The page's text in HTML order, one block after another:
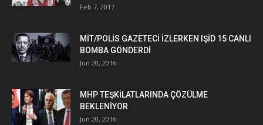
Feb 7, 2017
MİT/POLİS GAZETECİ İZLERKEN IŞİD 15 CANLI
BOMBA GÖNDERDİ
Jun 20, 2016
MHP TEŞKİLATLARINDA ÇÖZÜLME
BEKLENİYOR
Jun 20, 2016